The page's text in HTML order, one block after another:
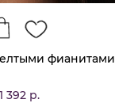
фианитами
1 392 р.